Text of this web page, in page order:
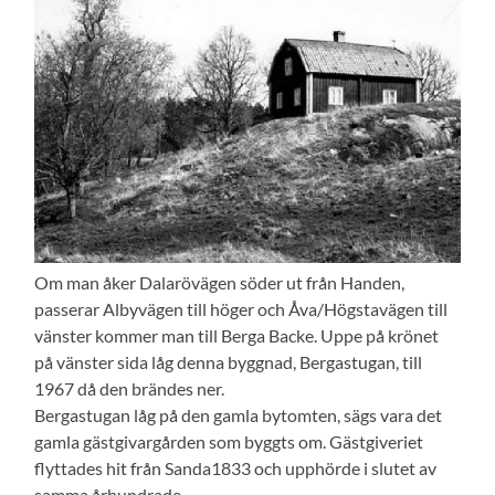
Om man åker Dalarövägen söder ut från Handen,
passerar Albyvägen till höger och Åva/Högstavägen till
vänster kommer man till Berga Backe. Uppe på krönet
på vänster sida låg denna byggnad, Bergastugan, till
1967 då den brändes ner.
Bergastugan låg på den gamla bytomten, sägs vara det
gamla gästgivargården som byggts om. Gästgiveriet
flyttades hit från Sanda1833 och upphörde i slutet av